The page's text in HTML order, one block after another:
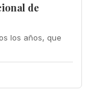
de
los años, que